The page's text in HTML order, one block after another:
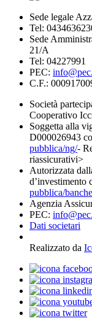
Sede legale
Tel:
Sede
21/A
Tel: 04227991
PEC:
C.F.:
Società
Cooperativo
Soggetta alla
D000026943
pubblica/ng/-
riassicurativi>
Autorizzata
d’investimento
pubblica/banche
Agenzia
PEC:
Dati societari
Realizzato da